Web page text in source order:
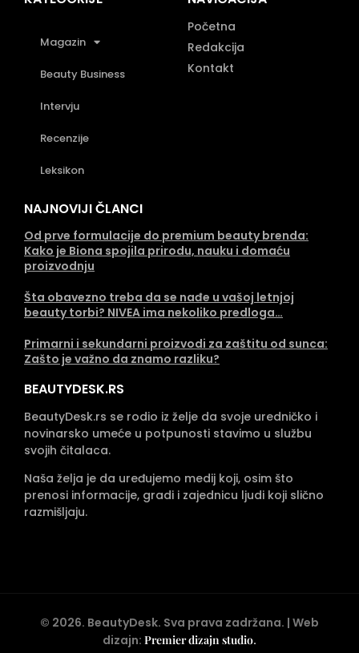
Magazin
Beauty Business
Intervju
Recenzije
Leksikon
Početna
Redakcija
Kontakt
NAJNOVIJI ČLANCI
Od prve formulacije do premium beauty brenda:
Kako je Biona spojila prirodu, nauku i domaću
proizvodnju
Šta obavezno treba da se nađe u vašoj letnjoj
beauty torbi? NIVEA ima nekoliko predloga…
Primarni i sekundarni proizvodi za zaštitu od sunca:
Zašto je važno da znamo razliku?
BEAUTYDESK.RS
BeautyDesk.rs se rodio iz želje da svoje uredničko i
novinarsko umeće u potpunosti stavimo u službu
svojih čitalaca.
Naša želja je da uređujemo medij koji, osim što
prenosi informacije, gradi i zajednicu ljudi koji slično
razmišljaju.
© 2026. BeautyDesk. Sva prava zadržana. | Web
dizajn: Premier dizajn studio.